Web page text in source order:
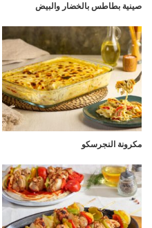
صينية بطاطس بالخضار والبيض
مكرونة النجرسكو